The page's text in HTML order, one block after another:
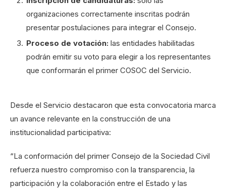
organizaciones correctamente inscritas podrán
presentar postulaciones para integrar el Consejo.
Proceso de votación: las entidades habilitadas
podrán emitir su voto para elegir a los representantes
que conformarán el primer COSOC del Servicio.
Desde el Servicio destacaron que esta convocatoria marca
un avance relevante en la construcción de una
institucionalidad participativa:
“La conformación del primer Consejo de la Sociedad Civil
refuerza nuestro compromiso con la transparencia, la
participación y la colaboración entre el Estado y las